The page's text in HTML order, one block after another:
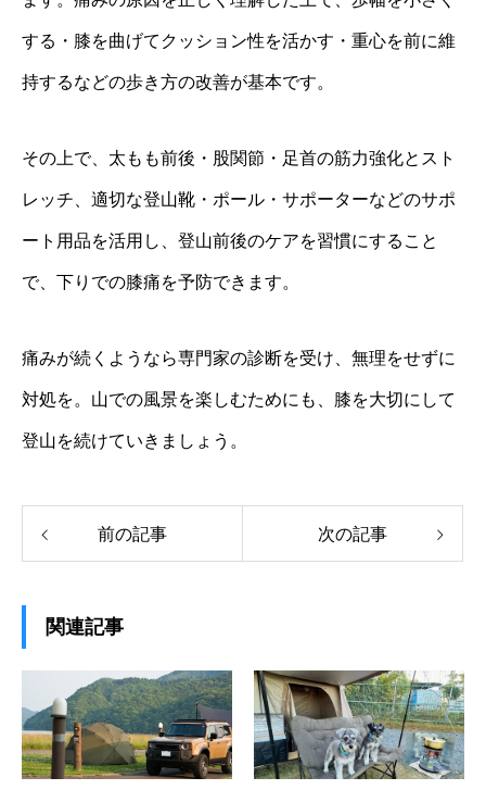
する・膝を曲げてクッション性を活かす・重心を前に維
持するなどの歩き方の改善が基本です。
その上で、太もも前後・股関節・足首の筋力強化とスト
レッチ、適切な登山靴・ポール・サポーターなどのサポ
ート用品を活用し、登山前後のケアを習慣にすること
で、下りでの膝痛を予防できます。
痛みが続くようなら専門家の診断を受け、無理をせずに
対処を。山での風景を楽しむためにも、膝を大切にして
登山を続けていきましょう。
前の記事 次の記事
関連記事